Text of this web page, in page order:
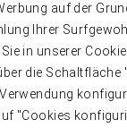
auf der
Ihrer
in unserer
die Schaltfläche
"Cookies